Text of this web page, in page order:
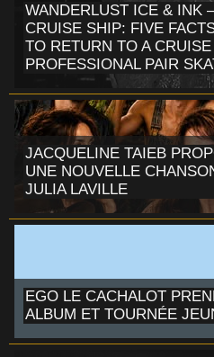
WANDERLUST ICE & INK
CRUISE SHIP: FIVE
TO RETURN TO A
PROFESSIONAL PAIR
JACQUELINE TAIEB
UNE NOUVELLE
JULIA LAVILLE
EGO LE CACHALOT
ALBUM ET TOURNÉE